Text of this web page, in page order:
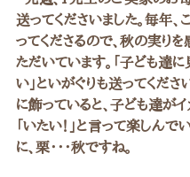
送ってくださいました。毎年
ってくださるので、秋の実り
ただいています。「子ども達
い」といがぐりも送ってくださ
に飾っていると、子ども達が
「いたい！」と言って楽しんで
に、栗・・・秋ですね。